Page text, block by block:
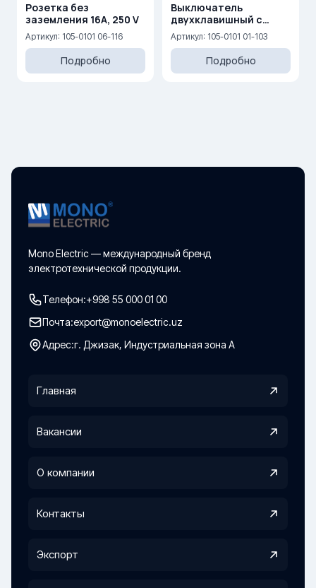
Розетка без
заземления 16A, 250 V
Артикул: 105-0101 06-116
Подробно
Выключатель
двухклавишный с
подсветкой 10AX, 250 V
Артикул: 105-0101 01-103
Подробно
Mono Electric — международный бренд
электротехнической продукции.
Телефон:+998 55 000 01 00
Почта:export@monoelectric.uz
Адрес:г. Джизак, Индустриальная зона А
Главная
Вакансии
О компании
Контакты
Экспорт